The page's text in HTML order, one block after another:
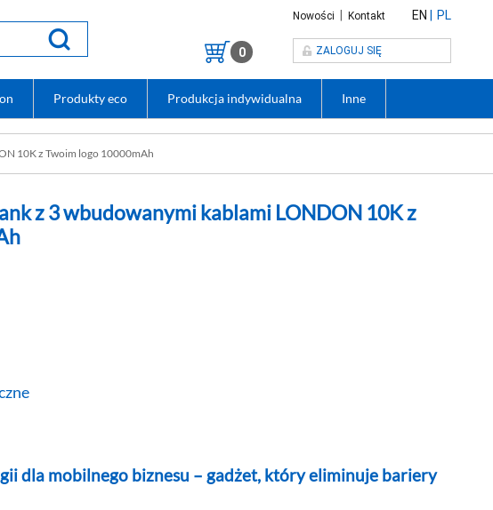
0
Nowości Kontakt EN PL
ZALOGUJ SIĘ
Produkty eco Produkcja indywidualna Inne
10K z Twoim logo 10000mAh
z 3 wbudowanymi kablami LONDON 10K z
dla mobilnego biznesu – gadżet, który eliminuje bariery